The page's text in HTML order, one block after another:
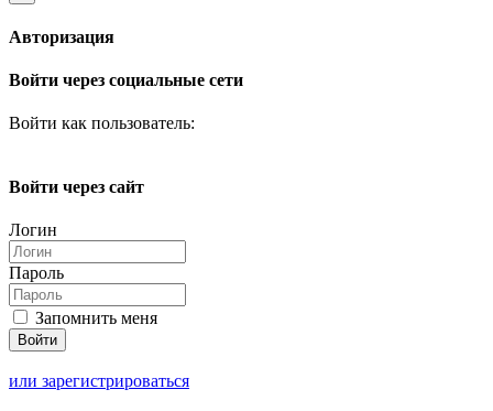
Авторизация
Войти через социальные сети
Войти как пользователь:
Войти через сайт
Логин
Пароль
Запомнить меня
или зарегистрироваться